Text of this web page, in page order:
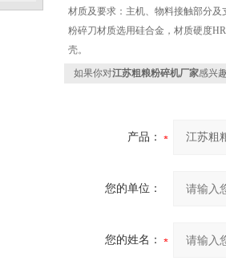
材质及要求：主机、物料接触部分及
粉碎刀材质选用硅合金，材质硬度
壳。
如果你对江苏粗粮粉碎机厂家感兴
产品：
您的单位：
您的姓名：